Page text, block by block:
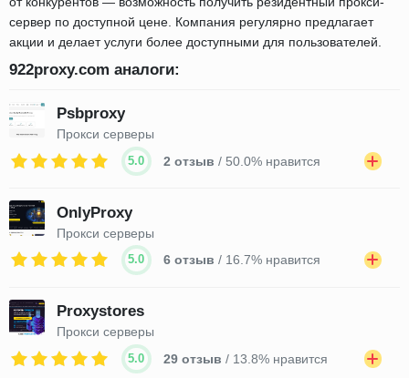
сервер по доступной цене. Компания регулярно предлагает
акции и делает услуги более доступными для пользователей.
922proxy.com аналоги:
Psbproxy
Прокси серверы
5.0 2 отзыв / 50.0% нравится
OnlyProxy
Прокси серверы
5.0 6 отзыв / 16.7% нравится
Proxystores
Прокси серверы
5.0 29 отзыв / 13.8% нравится